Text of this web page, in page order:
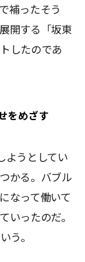
補ったそう
開する「坂東
したのであ
をめざす
ようとしてい
かる。バブル
なって働いて
いったのだ。
う。